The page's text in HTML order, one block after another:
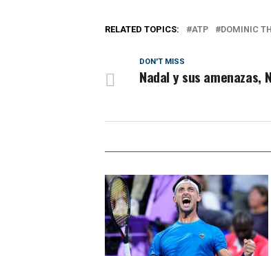
RELATED TOPICS: ATP DOMINIC
DON'T MISS
Nadal y sus amenazas,